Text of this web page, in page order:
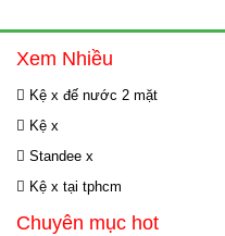
Xem Nhiều
Kệ x đế nước 2 mặt
Kệ x
Standee x
Kệ x tại tphcm
Chuyên mục hot